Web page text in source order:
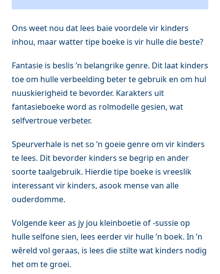
Ons weet nou dat lees baie voordele vir kinders
inhou, maar watter tipe boeke is vir hulle die beste?
Fantasie is beslis ’n belangrike genre. Dit laat kinders
toe om hulle verbeelding beter te gebruik en om hul
nuuskierigheid te bevorder. Karakters uit
fantasieboeke word as rolmodelle gesien, wat
selfvertroue verbeter.
Speurverhale is net so ’n goeie genre om vir kinders
te lees. Dit bevorder kinders se begrip en ander
soorte taalgebruik. Hierdie tipe boeke is vreeslik
interessant vir kinders, asook mense van alle
ouderdomme.
Volgende keer as jy jou kleinboetie of -sussie op
hulle selfone sien, lees eerder vir hulle ’n boek. In ’n
wêreld vol geraas, is lees die stilte wat kinders nodig
het om te groei.